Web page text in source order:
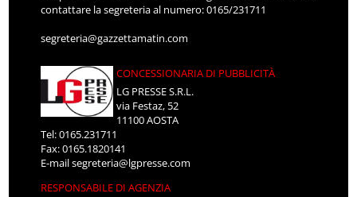
contattare la segreteria al numero: 0165/231711
segreteria@gazzettamatin.com
CONCESSIONARIA DI PUBBLICITÀ
LG PRESSE S.R.L.
via Festaz, 52
11100 AOSTA
Tel: 0165.231711
Fax: 0165.1820141
E-mailsegreteria@lgpresse.com
RESPONSABILE DI AGENZIA